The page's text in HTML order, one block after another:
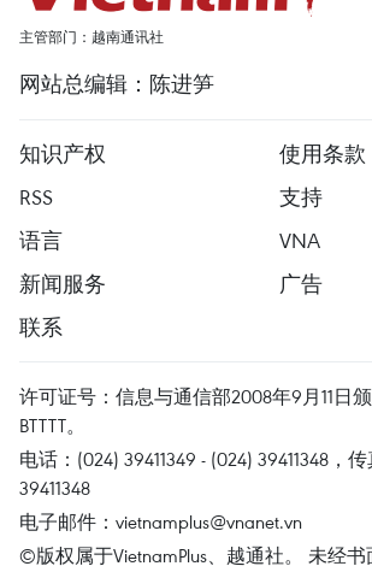
主管部门：越南通讯社
网站总编辑：陈进笋
知识产权
使用条款
RSS
支持
语言
VNA
新闻服务
广告
联系
许可证号：信息与通信部2008年9月11日
BTTTT。
电话：(024) 39411349 - (024) 39411348，
39411348
电子邮件： vietnamplus@vnanet.vn
©版权属于VietnamPlus、越通社。 未经